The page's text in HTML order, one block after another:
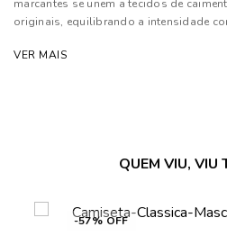
marcantes se unem a tecidos de
originais, equilibrando a intensidade
peça numa extensão autêntica do
VER MAIS
QUEM VIU, VIU
-57% OFF